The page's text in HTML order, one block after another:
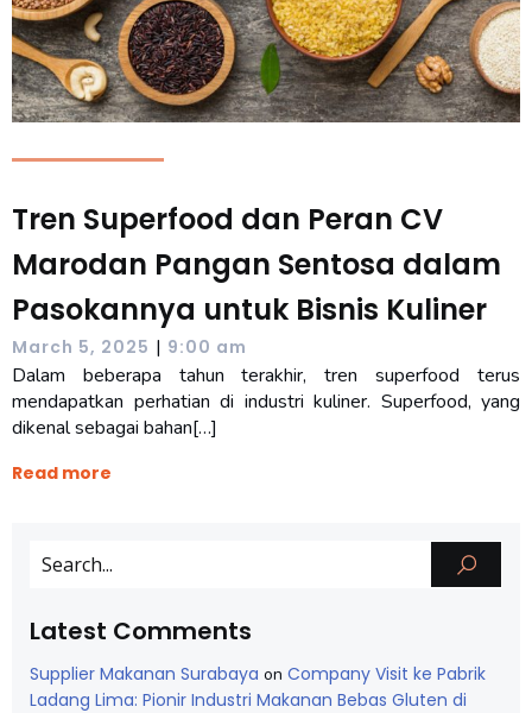
Tren Superfood dan Peran CV
Marodan Pangan Sentosa dalam
Pasokannya untuk Bisnis Kuliner
March 5, 2025 | 9:00 am
Dalam beberapa tahun terakhir, tren superfood terus
mendapatkan perhatian di industri kuliner. Superfood, yang
dikenal sebagai bahan[…]
Read more
Latest Comments
Supplier Makanan Surabaya on Company Visit ke Pabrik
Ladang Lima: Pionir Industri Makanan Bebas Gluten di